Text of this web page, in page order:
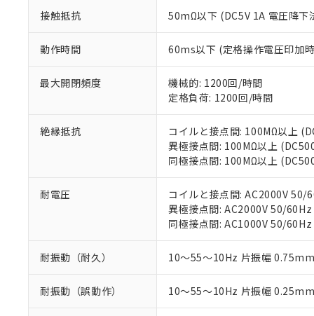
接触抵抗 50mΩ以下 (DC5V 1A 電圧降下
動作時間 60ms以下 (定格操作電圧印加
最大開閉頻度
機械的: 1200回/時間
定格負荷: 1200回/時間
絶縁抵抗
コイルと接点間: 100MΩ以上
異極接点間: 100MΩ以上
同極接点間: 100MΩ以上
耐電圧
コイルと接点間: AC2000V 50/
異極接点間: AC2000V 50/
同極接点間: AC1000V 50/
耐振動（耐久） 10～55～10Hz 片振幅
耐振動（誤動作） 10～55～10Hz 片振幅
当社販売員
オムロン制
在庫状況お
す。
マイパーツ
ている必要が
お客様が当
が、当社の
さい。
※当社の共同
いる法人を
※2 対応予定月
※3 非含有証明
下記の非含有証明
EU RoHS指令（10
51物質の非含有証
また、RoHS指令
混在することから
既に当社にて対応
り割愛しておりま
※2 環境保護使
「ｅ」：有害物質
「10」：通常の使
味します。
「－」：未確認で
当社は、貴
また当社は
△ 一定数に
－
在庫な
機器販売
空
白
受注生